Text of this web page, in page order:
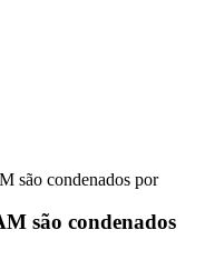
são condenados por
são condenados